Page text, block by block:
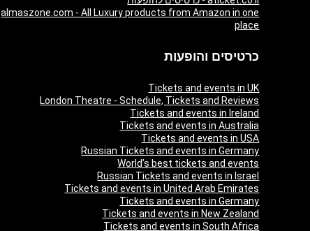
almaszone.com - All Luxury products from Amazon in one
place
כרטיסים והופעות
Tickets and events in UK
London Theatre - Schedule, Tickets and Reviews
Tickets and events in Ireland
Tickets and events in Australia
Tickets and events in USA
Russian Tickets and events in Germany
World’s best tickets and events
Russian Tickets and events in Israel
Tickets and events in United Arab Emirates
Tickets and events in Germany
Tickets and events in New Zealand
Tickets and events in South Africa